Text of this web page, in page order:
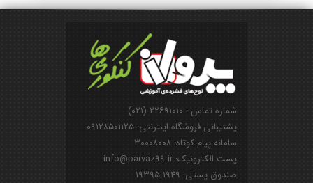
شماره تماس : ۲۲۶۹۱۰۱۰-(۰۲۱)
پشتیبانی فروشگاه اینترنتی: ۰۹۱۲۸۵۰۱۱۲۵
سامانه پیام کوتاه: ۳۰۰۰۸۰۰۸
پست الکترونیک: info@parvaz99.ir
صندوق پستی: ۱۹۴۹-۱۹۳۹۵